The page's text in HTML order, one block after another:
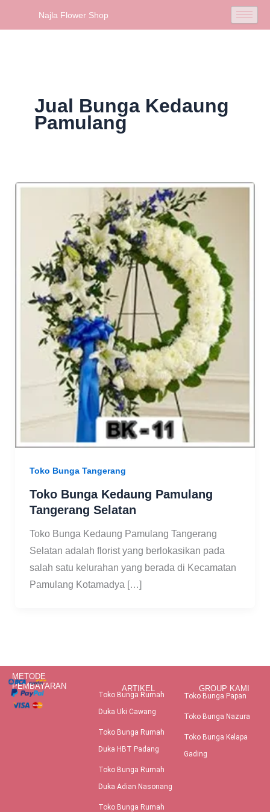
Najla Flower Shop
Jual Bunga Kedaung
Pamulang
Toko Bunga Tangerang
Toko Bunga Kedaung Pamulang
Tangerang Selatan
Toko Bunga Kedaung Pamulang Tangerang
Selatan adalah florist yang berlokasikan pada
salah satu kelurahan yang berada di Kecamatan
Pamulang Kotamadya […]
METODE
PEMBAYARAN
ARTIKEL
Toko Bunga Rumah
Duka Uki Cawang
Toko Bunga Rumah
Duka HBT Padang
Toko Bunga Rumah
Duka Adian Nasonang
Toko Bunga Rumah
GROUP KAMI
Toko Bunga Papan
Toko Bunga Nazura
Toko Bunga Kelapa
Gading